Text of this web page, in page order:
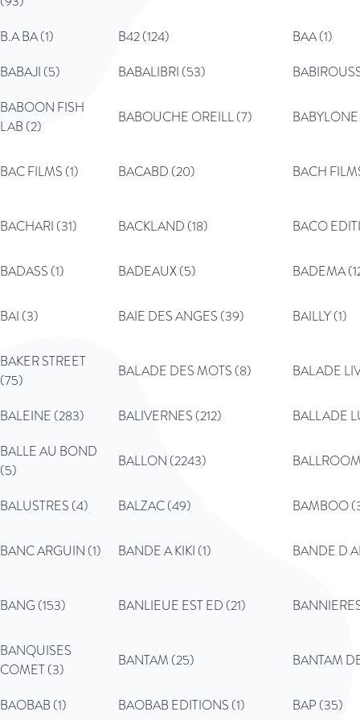
B.A BA (1) B42 (124)
BAA (1)
BABAJI (5)
BABALIBRI (53)
BABOON FISH
LAB (2)
BABOUCHE OREILL (7)
BAC FILMS (1) BACABD (20) BACH
BACHARI (31) BACKLAND (18) BACO
BADASS (1) BADEAUX (5) BADEMA
BAI (3) BAIE DES ANGES (39) BAILLY (1)
BAKER STREET
(75)
BALADE DES MOTS (8) BALADE
BALEINE (283) BALIVERNES (212)
BALLADE
BALLE AU BOND
(5)
BALLON (2243)
BALUSTRES (4) BALZAC (49) BAMBOO
BANC ARGUIN (1) BANDE A KIKI (1) BANDE D
BANG (153) BANLIEUE EST ED (21)
BANQUISES
COMET (3)
BANTAM (25) BANTAM
BAOBAB (1) BAOBAB EDITIONS (1)
BAP (35)